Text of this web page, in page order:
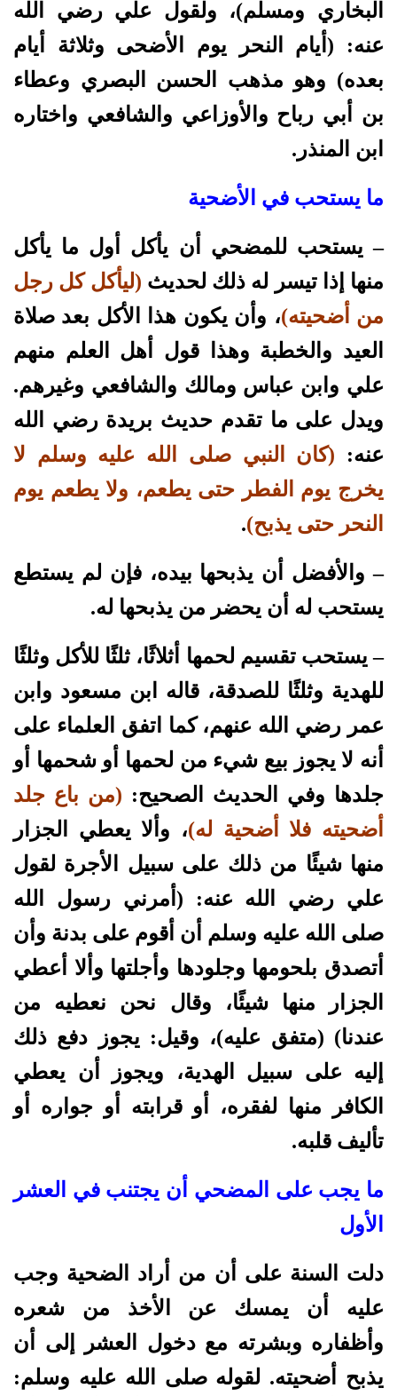
البخاري ومسلم)، ولقول علي رضي الله
عنه: (أيام النحر يوم الأضحى وثلاثة أيام
بعده) وهو مذهب الحسن البصري وعطاء
بن أبي رباح والأوزاعي والشافعي واختاره
ابن المنذر.
ما يستحب في الأضحية
– يستحب للمضحي أن يأكل أول ما يأكل
منها إذا تيسر له ذلك لحديث (ليأكل كل رجل
من أضحيته)، وأن يكون هذا الأكل بعد صلاة
العيد والخطبة وهذا قول أهل العلم منهم
علي وابن عباس ومالك والشافعي وغيرهم.
ويدل على ما تقدم حديث بريدة رضي الله
عنه: (كان النبي صلى الله عليه وسلم لا
يخرج يوم الفطر حتى يطعم، ولا يطعم يوم
النحر حتى يذبح).
– والأفضل أن يذبحها بيده، فإن لم يستطع
يستحب له أن يحضر من يذبحها له.
– يستحب تقسيم لحمها أثلاثًا، ثلثًا للأكل وثلثًا
للهدية وثلثًا للصدقة، قاله ابن مسعود وابن
عمر رضي الله عنهم، كما اتفق العلماء على
أنه لا يجوز بيع شيء من لحمها أو شحمها أو
جلدها وفي الحديث الصحيح: (من باع جلد
أضحيته فلا أضحية له)، وألا يعطي الجزار
منها شيئًا من ذلك على سبيل الأجرة لقول
علي رضي الله عنه: (أمرني رسول الله
صلى الله عليه وسلم أن أقوم على بدنة وأن
أتصدق بلحومها وجلودها وأجلتها وألا أعطي
الجزار منها شيئًا، وقال نحن نعطيه من
عندنا) (متفق عليه)، وقيل: يجوز دفع ذلك
إليه على سبيل الهدية، ويجوز أن يعطي
الكافر منها لفقره، أو قرابته أو جواره أو
تأليف قلبه.
ما يجب على المضحي أن يجتنب في العشر
الأول
دلت السنة على أن من أراد الضحية وجب
عليه أن يمسك عن الأخذ من شعره
وأظفاره وبشرته مع دخول العشر إلى أن
يذبح أضحيته. لقوله صلى الله عليه وسلم: